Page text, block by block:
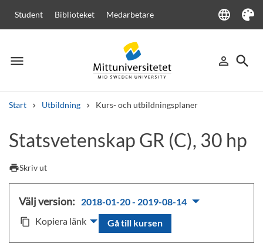
Student Biblioteket Medarbetare language
Language
Tema
menu
Meny person_outline
Logga in
search
Sök
Start Utbildning Kurs- och utbildningsplaner
Andra söktjänster
Kurser och program
Statsvetenskap GR (C), 30 hp
printSkriv ut
Välj version: 2018-01-20 - 2019-08-14
content_copy Kopiera länk Gå till kursen